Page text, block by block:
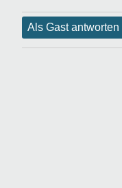
Als Gast antworten